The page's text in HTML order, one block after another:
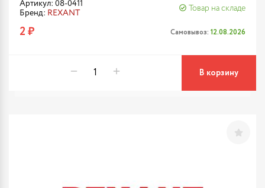
Артикул: 08-0411
Бренд: REXANT
Товар на складе
2 ₽ Самовывоз: 12.08.2026
В корзину